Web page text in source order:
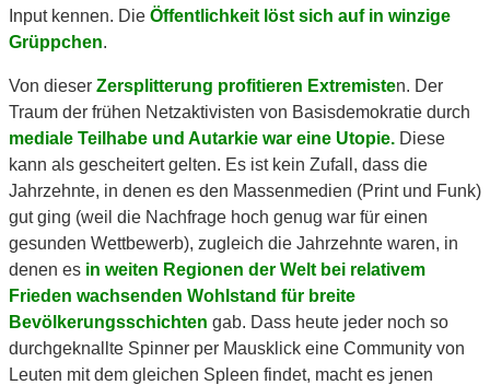
Input kennen. Die Öffentlichkeit löst sich auf in winzige
Grüppchen.
Von dieser Zersplitterung profitieren Extremisten. Der
Traum der frühen Netzaktivisten von Basisdemokratie durch
mediale Teilhabe und Autarkie war eine Utopie. Diese
kann als gescheitert gelten. Es ist kein Zufall, dass die
Jahrzehnte, in denen es den Massenmedien (Print und Funk)
gut ging (weil die Nachfrage hoch genug war für einen
gesunden Wettbewerb), zugleich die Jahrzehnte waren, in
denen es in weiten Regionen der Welt bei relativem
Frieden wachsenden Wohlstand für breite
Bevölkerungsschichten gab. Dass heute jeder noch so
durchgeknallte Spinner per Mausklick eine Community von
Leuten mit dem gleichen Spleen findet, macht es jenen